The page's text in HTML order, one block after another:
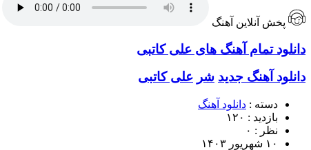
پخش آنلاین آهنگ
دانلود تمام آهنگ های علی کاتبی
دانلود آهنگ جدید شر علی کاتبی
دسته : دانلود آهنگ
بازدید : ۱۲۰
نظر : ۰
۱۰ شهریور ۱۴۰۳